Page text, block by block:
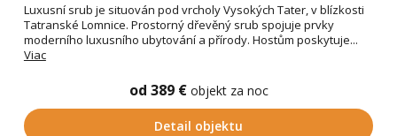
Luxusní srub je situován pod vrcholy Vysokých Tater, v blízkosti
Tatranské Lomnice. Prostorný dřevěný srub spojuje prvky
moderního luxusního ubytování a přírody. Hostům poskytuje...
Viac
od 389 € objekt za noc
Detail objektu